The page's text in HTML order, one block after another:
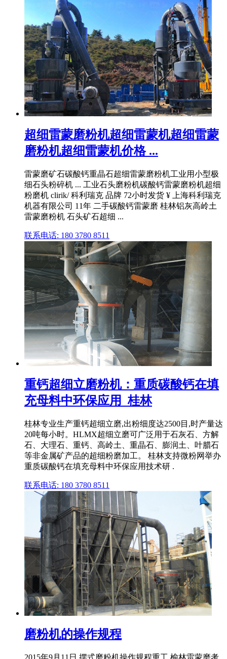
超细雷蒙磨粉机超细雷蒙机超细雷蒙
磨粉机超细雷蒙机价格 ...
雷蒙磨矿石碳酸钙重晶石超细雷蒙磨粉机工业用小型极
细石头粉碎机 ... 工业石头磨粉机碳酸钙雷蒙磨粉机超细
粉磨机 clirik/ 科利瑞克 品牌 72小时发货 ¥ 上海科利瑞克
机器有限公司 11年 二手碳酸钙雷蒙磨 桂林铝灰高岭土
雷蒙磨粉机 石头矿石超细 ...
联系电话: 180 3780 8511
重钙超细立磨粉机：重质碳酸钙在填
充母料中环保应用_桂林
桂林专业生产重钙超细立磨,出粉细度达2500目,时产量达
20吨每小时。HLMX超细立磨可广泛用于石灰石、方解
石、大理石、重钙、高岭土、重晶石、膨润土、叶腊石
等非金属矿产品的超细粉磨加工。 桂林支持微粉网举办
重质碳酸钙在填充母料中环保应用技术研 .
联系电话: 180 3780 8511
磨粉机的操作规程
2015年9月11日 摆式磨粉机操作规程重工,榆林雷蒙磨考